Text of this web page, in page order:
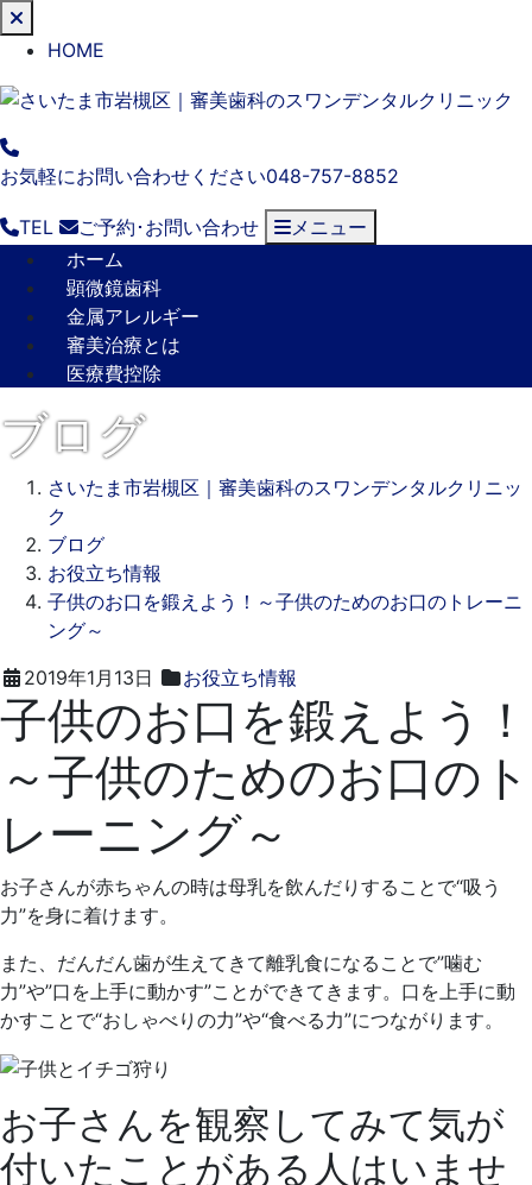
じ
HOME
お気軽にお問い合わせください048-757-8852
TEL ご予約･ お問い合わせ
メニュー
ホーム
顕微鏡歯科
金属アレルギー
審美治療とは
医療費控除
ブログ
さいたま市岩槻区｜審美歯科のスワンデンタルクリニッ
ク
ブログ
お役立ち情報
子供のお口を鍛えよう！～子供のためのお口のトレーニ
ング～
2019年1月13日
お役立ち情報
年
9
月
17
ワ
ン
デ
ン
ク
リ
ッ
ク
子供のお口を鍛えよう！
～子供のためのお口のト
レーニング～
お子さんが赤ちゃんの時は母乳を飲んだりすることで“吸う
力”を身に着けます。
また、だんだん歯が生えてきて離乳食になることで”噛む
力”や”口を上手に動かす”ことができてきます。口を上手に動
かすことで“おしゃべりの力”や“食べる力”につながります。
お子さんを観察してみて気が
付いたことがある人はいませ